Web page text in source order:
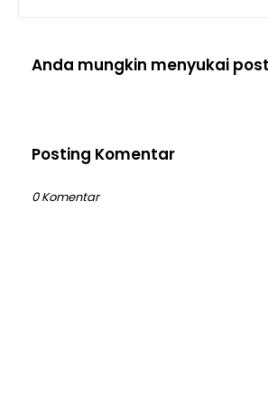
Anda mungkin menyukai
Posting Komentar
0 Komentar